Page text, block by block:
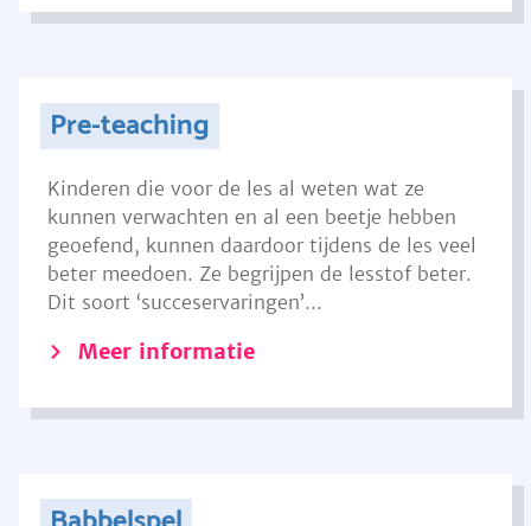
Pre-teaching
Kinderen die voor de les al weten wat ze
kunnen verwachten en al een beetje hebben
geoefend, kunnen daardoor tijdens de les veel
beter meedoen. Ze begrijpen de lesstof beter.
Dit soort ‘succeservaringen’...
Meer informatie